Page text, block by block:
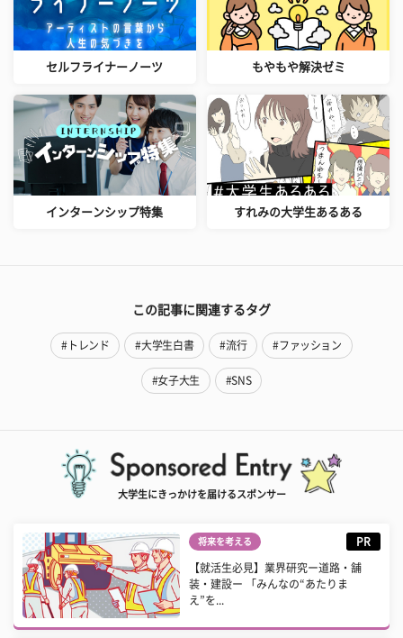
セルフライナーノーツ もやもや解決ゼミ
インターンシップ特集 すれみの大学生あるある
この記事に関連するタグ
#トレンド #大学生白書 #流行 #ファッション
#女子大生 #SNS
大学生にきっかけを届けるスポンサー
将来を考える PR
【就活生必見】業界研究ー道路・舗
装・建設ー 「みんなの“あたりま
え”を...